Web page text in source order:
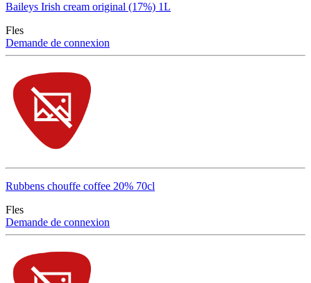
Baileys Irish cream original (17%) 1L
Fles
Demande de connexion
Rubbens chouffe coffee 20% 70cl
Fles
Demande de connexion